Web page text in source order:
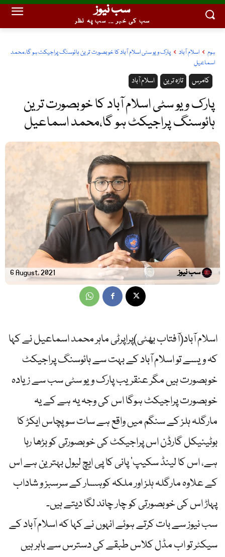
سب نیوز
سب کی خبر ... سب پہ نظر
ہوم اسلام آباد
پارک ویو سٹی اسلام آباد کا خوبصورت ترین ہائوسنگ پراجیکٹ ہو گا،محمد
اسماعیل
اسلام آباد تازہ ترین کامرس
پارک ویو سٹی اسلام آباد کا خوبصورت ترین
ہائوسنگ پراجیکٹ ہو گا،محمد اسماعیل
6 August, 2021 سب نیوز
اسلام آباد(آفتاب بھٹی)پراپرٹی ماہر محمد اسماعیل نے کہا
کہ ویسے تو اسلام آباد کے بہت سے ہائوسنگ پراجیکٹ
خوبصورت ہیں مگر عنقریب پارک ویو سٹی سب سے زیادہ
خوبصورت پراجیکٹ ہوگا اس کی وجہ یہ ہے کے یہ
مارگلہ ہلز کے سنگم میں واقع ہے سات سو پچاس ایکڑ کا
بوٹینیکل گارڈن اس پراجیکٹ کی خوبصورتی کو بڑھا رہا
ہے، اس کا لینڈ سکیپ’ پانی کا پی ایچ لیول بہترین ہے اس
کے علاوہ مارگلہ ہلز اور ملکہ کوہسار کے سرسبز و شاداب
پہاڑ اس کی خوبصورتی کو چار چاند لگا دیتے ہیں۔
سب نیوز سے بات کرتے ہوئے انہوں نے کہا کہ اسلام آباد کے
سیکٹر تو اب مڈل کلاس طبقے کی دسترس سے باہر ہیں